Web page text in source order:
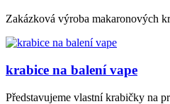
Zakázková výroba makaronových
krabice na balení vape
Představujeme vlastní krabičky na